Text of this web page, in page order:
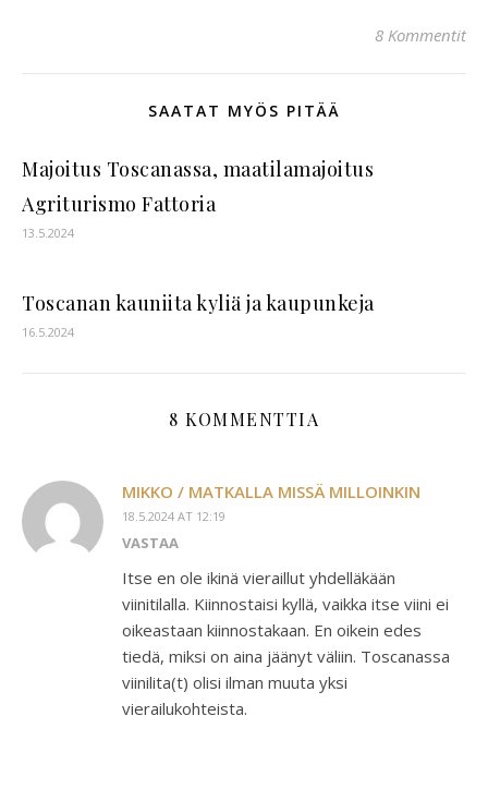
8 Kommentit
SAATAT MYÖS PITÄÄ
Majoitus Toscanassa, maatilamajoitus
Agriturismo Fattoria
13.5.2024
Toscanan kauniita kyliä ja kaupunkeja
16.5.2024
8 KOMMENTTIA
MIKKO / MATKALLA MISSÄ MILLOINKIN
18.5.2024 AT 12:19
VASTAA
Itse en ole ikinä vieraillut yhdelläkään
viinitilalla. Kiinnostaisi kyllä, vaikka itse viini ei
oikeastaan kiinnostakaan. En oikein edes
tiedä, miksi on aina jäänyt väliin. Toscanassa
viinilita(t) olisi ilman muuta yksi
vierailukohteista.